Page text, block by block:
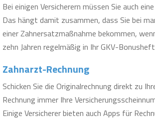
Bei einigen Versicherern müssen Sie auch
Das hängt damit zusammen, dass Sie bei
einer Zahnersatzmaßnahme bekommen,
zehn Jahren regelmäßig in Ihr GKV-
Zahnarzt-Rechnung
Schicken Sie die Originalrechnung direkt zu
Rechnung immer Ihre
Einige Versicherer bieten auch Apps für